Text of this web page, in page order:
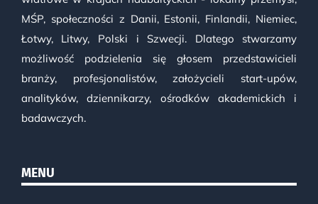
MŚP, społeczności z Danii, Estonii, Finlandii, Niemiec,
Łotwy, Litwy, Polski i Szwecji. Dlatego stwarzamy
możliwość podzielenia się głosem przedstawicieli
branży, profesjonalistów, założycieli start-upów,
analityków, dziennikarzy, ośrodków akademickich i
badawczych.
MENU